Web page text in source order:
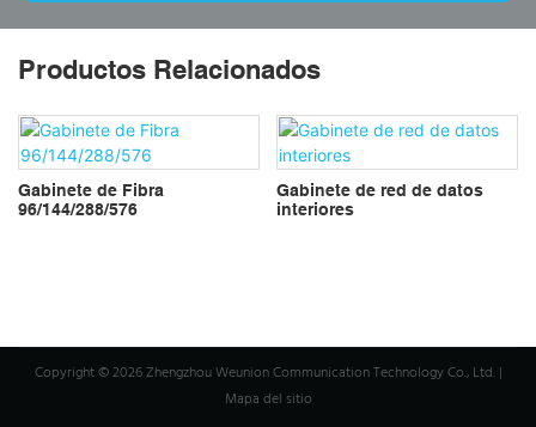
Productos Relacionados
Gabinete de Fibra
96/144/288/576
Gabinete de red de datos
interiores
Copyright © 2026 Zhengzhou Weunion Communication Technology Co., Ltd. |
Mapa del sitio